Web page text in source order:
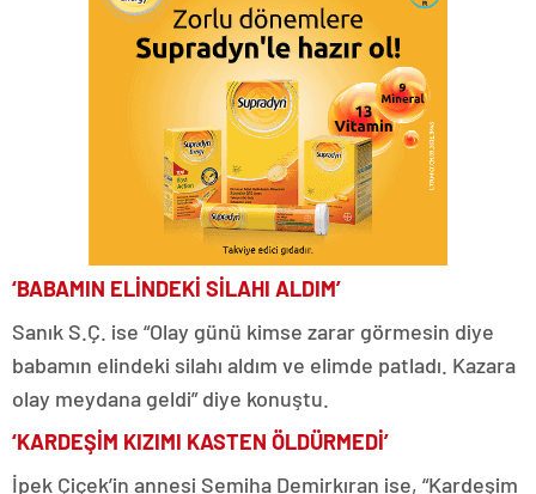
‘BABAMIN ELİNDEKİ SİLAHI ALDIM’
Sanık S.Ç. ise “Olay günü kimse zarar görmesin diye
babamın elindeki silahı aldım ve elimde patladı. Kazara
olay meydana geldi” diye konuştu.
‘KARDEŞİM KIZIMI KASTEN ÖLDÜRMEDİ’
İpek Çiçek’in annesi Semiha Demirkıran ise, “Kardeşim